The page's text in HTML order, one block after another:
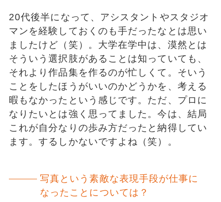
20代後半になって、アシスタントやスタジオ
マンを経験しておくのも手だったなとは思い
ましたけど（笑）。大学在学中は、漠然とは
そういう選択肢があることは知っていても、
それより作品集を作るのが忙しくて。そいう
ことをしたほうがいいのかどうかを、考える
暇もなかったという感じです。ただ、プロに
なりたいとは強く思ってました。今は、結局
これが自分なりの歩み方だったと納得してい
ます。するしかないですよね（笑）。
写真という素敵な表現手段が仕事に
なったことについては？